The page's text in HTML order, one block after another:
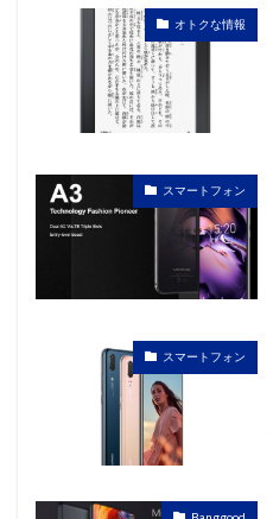
オトクな情報
スマートフォン
スマートフォン